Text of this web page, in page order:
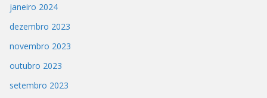
janeiro 2024
dezembro 2023
novembro 2023
outubro 2023
setembro 2023